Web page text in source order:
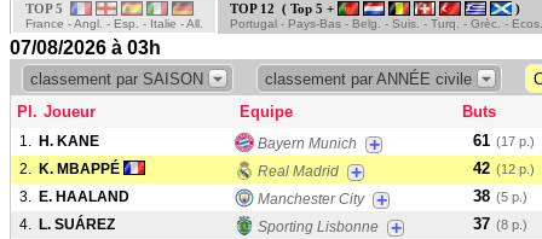
TOP 5
France - Angl. - Esp. - Italie - All.
TOP 12 ( Top 5 + )
Portugal - Pays-Bas - Belg. - Suis. - Turq. - Grèc. - Ecos.
07/08/2026 à 03h
classement par SAISON classement par ANNÉE civile
Pl. Joueur Equipe Buts
1. H. KANE Bayern Munich + 61 (17 p.)
2. K. MBAPPÉ Real Madrid + 42 (12 p.)
3. E. HAALAND Manchester City + 38 (5 p.)
4. L. SUÁREZ Sporting Lisbonne + 37 (8 p.)